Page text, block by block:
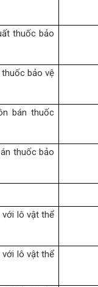
thuốc bảo
bảo vệ
bán thuốc
thuốc bảo
với lô vật thể
với lô vật thể